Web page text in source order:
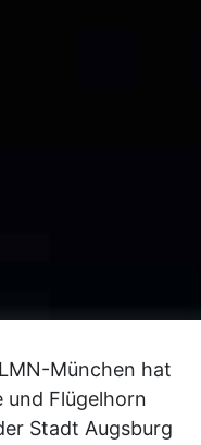
München hat
und Flügelhorn
Stadt Augsburg